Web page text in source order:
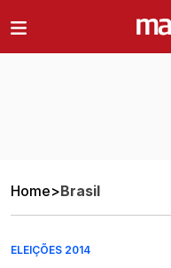
Home>Brasil
ELEIÇÕES 2014